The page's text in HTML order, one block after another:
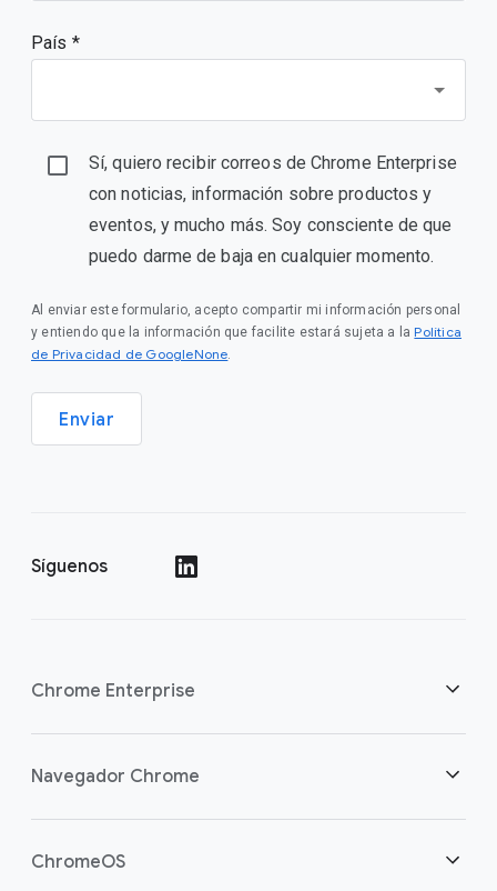
País *
Sí, quiero recibir correos de Chrome Enterprise
con noticias, información sobre productos y
eventos, y mucho más. Soy consciente de que
puedo darme de baja en cualquier momento.
Al enviar este formulario, acepto compartir mi información personal
y entiendo que la información que facilite estará sujeta a la Política
de Privacidad de GoogleNone.
Enviar
Síguenos
Chrome Enterprise
Seguridad
Navegador Chrome
Descripción general
ChromeOS